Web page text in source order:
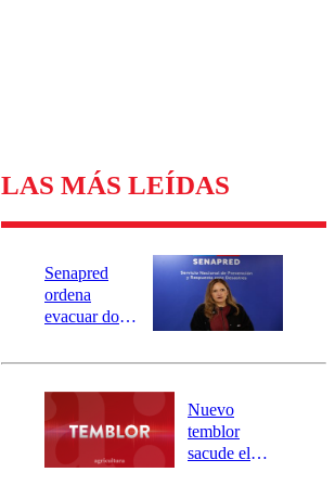
LAS MÁS LEÍDAS
Senapred
ordena
evacuar dos
Carahue por
río Damas:
activa
mensajería
SAE
Nuevo
temblor
sacude el